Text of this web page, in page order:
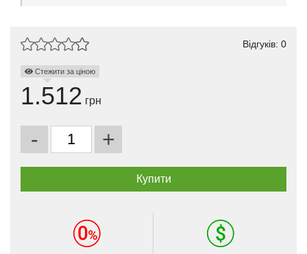
Відгуків: 0
Стежити за ціною
1.512 грн
- +